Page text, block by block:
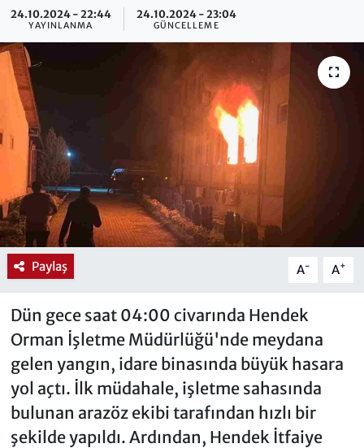
24.10.2024 - 22:44
YAYINLANMA
24.10.2024 - 23:04
GÜNCELLEME
Paylaş A- A+
Dün gece saat 04:00 civarında Hendek
Orman İşletme Müdürlüğü'nde meydana
gelen yangın, idare binasında büyük hasara
yol açtı. İlk müdahale, işletme sahasında
bulunan arazöz ekibi tarafından hızlı bir
şekilde yapıldı. Ardından, Hendek İtfaiye